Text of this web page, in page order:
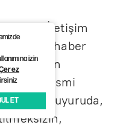
ve İletişim
isimli haber
erişimin
resmi
duyuruda,
izin
ET